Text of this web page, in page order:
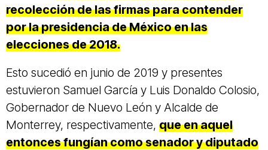
recolección de las firmas para contender
por la presidencia de México en las
elecciones de 2018.
Esto sucedió en junio de 2019 y presentes
estuvieron Samuel García y Luis Donaldo Colosio,
Gobernador de Nuevo León y Alcalde de
Monterrey, respectivamente, que en aquel
entonces fungían como senador y diputado